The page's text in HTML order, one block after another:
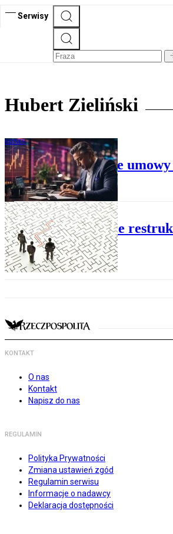
Serwisy
Hubert Zieliński
BIZNES
Jak są wykonywane
BIZNES
Otwarcie
KONTAKT
O nas
Kontakt
Napisz do nas
REGULAMIN
Polityka Prywatności
Zmiana ustawień zgód
Regulamin serwisu
Informacje o nadawcy
Deklaracja dostępności